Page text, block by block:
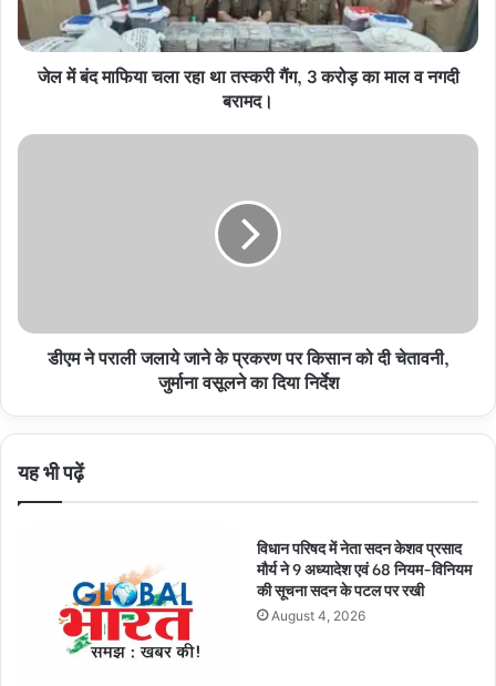
तस्करी
गैंग,
माल
जेल में बंद माफिया चला रहा था तस्करी गैंग, 3 करोड़ का माल व नगदी
बरामद।
डीएम
किसान
का
डीएम ने पराली जलाये जाने के प्रकरण पर किसान को दी चेतावनी,
जुर्माना वसूलने का दिया निर्देश
यह भी पढ़ें
विधान परिषद में नेता सदन केशव प्रसाद
मौर्य ने 9 अध्यादेश एवं 68 नियम-विनियम
की सूचना सदन के पटल पर रखी
August 4, 2026